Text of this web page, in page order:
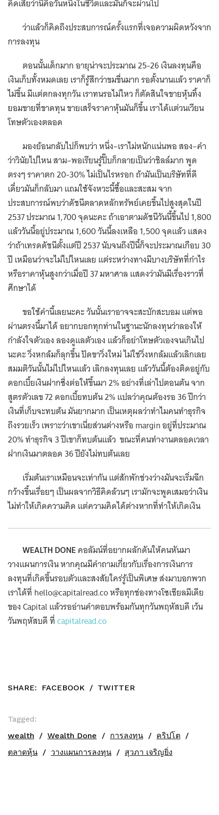
คิดเสียว่านี่คือวันหนึ่งในชีวิตและมันก็จะผ่านไป
ว่าแล้วก็คิดถึงประสบการณ์ครั้งแรกที่เจอความผิดหวังจาก
การลงทุน
ตอนนั้นเด็กมาก อายุน่าจะประมาณ 25-26 เงินลงทุนคือ
เงินเก็บทั้งหมดเลย เราก็รู้สึกว่าขมขื่นมาก รอตั้งนานแล้ว ราคาก็
ไม่ขึ้น มีแต่ตกลงทุกวัน เราทนรอไม่ไหว ก็ตัดสินใจขายหุ้นทิ้ง
ยอมขายที่ขาดทุน ขายเสร็จราคาหุ้นมันก็ขึ้น เราได้แต่วนเวียน
โทษตัวเองตลอด
มองย้อนกลับไปก็พบว่า หนึ่ง–เราไม่หนักแน่นพอ สอง–คำ
ว่าวินัยไปไหน สาม–พอเรียนรู้ปั๊บก็กลายเป็นว่าชิลล์มาก พูด
ตรงๆ ราคาตก 20-30% ไม่เป็นไรหรอก ถ้ามันเป็นบริษัทที่ดี
เดี๋ยวมันก็กลับมา แถมใช้จังหวะนี้ซื้อและสะสม จาก
ประสบการณ์พบว่าดัชนีตลาดหลักทรัพย์เคยขึ้นไปสูงสุดในปี
2537 ประมาณ 1,700 จุดนะคะ ถ้าเอาตามดัชนีวันนี้ขึ้นไป 1,800
แล้ววันนี้อยู่ประมาณ 1,600 วันนี้ลงเหลือ 1,500 จุดแล้ว แสดง
ว่าถ้าเทรดดัชนีตั้งแต่ปี 2537 นับจนถึงปีนี้ก็จะประมาณเกือบ 30
ปี เหมือนว่าจะไม่ไปไหนเลย แต่ระหว่างทางมีบางบริษัทที่กำไร
หรือราคาหุ้นสูงกว่าเมื่อปี 37 มหาศาล แสดงว่ามันมีเรื่องราวที่
ศึกษาได้
ขอใช้คำนี้เลยนะคะ วันนั้นเราอาจจะสะบักสะบอม แต่พอ
ผ่านตรงนี้มาได้ อยากบอกทุกท่านในฐานะนักลงทุนว่าลองให้
กำลังใจตัวเอง ลองดูแลตัวเอง แล้วก็อย่าโทษตัวเองจนเกินไป
นะคะ วิ่งหกล้มก็ลุกขึ้น ปัดขาวิ่งใหม่ ไม่ใช่วิ่งหกล้มแล้วเลิกเลย
สมมติวันนั้นไม่ไปไหนแล้ว เลิกลงทุนเลย แล้ววันนี้ต้องติดอยู่กับ
ดอกเบี้ยเงินฝากซึ่งต่อให้ขึ้นมา 2% อย่างที่เล่าไปตอนต้น จาก
สูตรตัวเลข 72 ดอกเบี้ยทบต้น 2% แปลว่าคุณต้องรอ 36 ปีกว่า
เงินที่เก็บจะทบต้น มันยากมาก เป็นเหตุผลว่าทำไมคนทำธุรกิจ
ถึงรวยเร็ว เพราะว่าเขาเนี่ยส่วนต่างหรือ margin อยู่ที่ประมาณ
20% ทำธุรกิจ 3 ปีเขาก็ทบต้นแล้ว ขณะที่คนทำงานตลอดเวลา
ฝากเงินมาตลอด 36 ปียังไม่ทบต้นเลย
เริ่มต้นเราเหมือนจะเท่ากัน แต่สักพักช่วงว่างมันจะเริ่มฉีก
กว้างขึ้นเรื่อยๆ เป็นผลจากวิธีคิดล้วนๆ เรามักจะพูดเสมอว่าเงิน
ไม่ทำให้เกิดความคิด แต่ความคิดได้ต่างหากที่ทำให้เกิดเงิน
WEALTH DONEคอลัมน์ที่อยากผลักดันให้คนหันมา
วางแผนการเงิน หากคุณมีคำถามเกี่ยวกับเรื่องการเงินการ
ลงทุนที่เกิดขึ้นรอบตัวและสงสัยใคร่รู้เป็นพิเศษ ส่งมาบอกพวก
เราได้ที่ hello@capitalread.coหรือทุกช่องทางโซเชียลมีเดีย
ของ Capital แล้วรออ่านคำตอบพร้อมกันทุกวันพฤหัสบดี เว้น
วันพฤหัสบดี ที่capitalread.co
SHARE: FACEBOOK / TWITTER
Tagged:
wealth
Wealth Done การลงทุน
คริปโต
ตลาดหุ้น
วางแผนการลงทุน สุวภา เจริญยิ่ง